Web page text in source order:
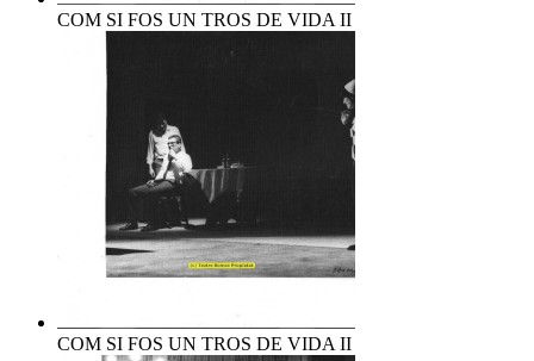
COM SI FOS UN TROS DE VIDA II
COM SI FOS UN TROS DE VIDA II